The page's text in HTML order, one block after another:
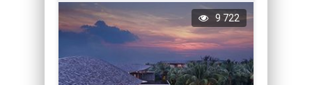
9 722